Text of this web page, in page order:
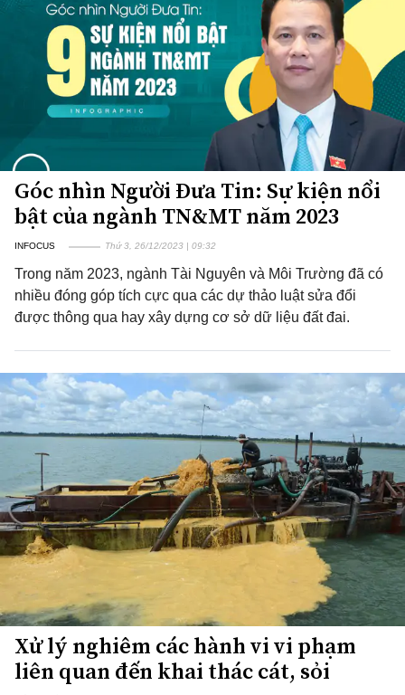
Góc nhìn Người Đưa Tin: Sự kiện nổi
bật của ngành TN&MT năm 2023
INFOCUS Thứ 3, 26/12/2023 | 09:32
Trong năm 2023, ngành Tài Nguyên và Môi Trường đã có
nhiều đóng góp tích cực qua các dự thảo luật sửa đổi
được thông qua hay xây dựng cơ sở dữ liệu đất đai.
Xử lý nghiêm các hành vi vi phạm
liên quan đến khai thác cát, sỏi